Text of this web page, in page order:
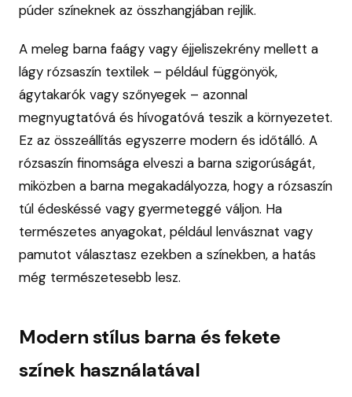
púder színeknek az összhangjában rejlik.
A meleg barna faágy vagy éjjeliszekrény mellett a
lágy rózsaszín textilek – például függönyök,
ágytakarók vagy szőnyegek – azonnal
megnyugtatóvá és hívogatóvá teszik a környezetet.
Ez az összeállítás egyszerre modern és időtálló. A
rózsaszín finomsága elveszi a barna szigorúságát,
miközben a barna megakadályozza, hogy a rózsaszín
túl édeskéssé vagy gyermeteggé váljon. Ha
természetes anyagokat, például lenvásznat vagy
pamutot választasz ezekben a színekben, a hatás
még természetesebb lesz.
Modern stílus barna és fekete
színek használatával